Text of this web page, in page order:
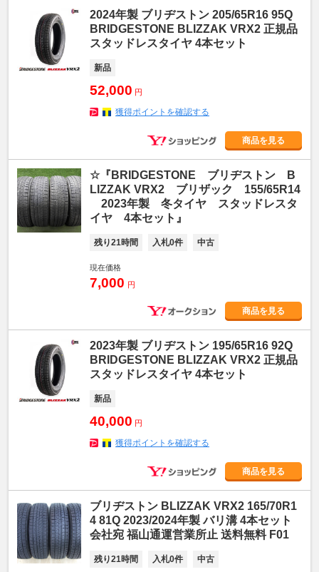
2024年製 ブリヂストン 205/65R16 95Q
BRIDGESTONE BLIZZAK VRX2 正規品
スタッドレスタイヤ 4本セット
新品
52,000 円
獲得ポイントを確認する
商品を見る
☆『BRIDGESTONE ブリヂストン B
LIZZAK VRX2 ブリザック 155/65R14
2023年製 冬タイヤ スタッドレスタ
イヤ 4本セット』
残り21時間 入札0件 中古
現在価格
7,000 円
商品を見る
2023年製 ブリヂストン 195/65R16 92Q
BRIDGESTONE BLIZZAK VRX2 正規品
スタッドレスタイヤ 4本セット
新品
40,000 円
獲得ポイントを確認する
商品を見る
ブリヂストン BLIZZAK VRX2 165/70R1
4 81Q 2023/2024年製 バリ溝 4本セット
会社宛 福山通運営業所止 送料無料 F01
残り21時間 入札0件 中古